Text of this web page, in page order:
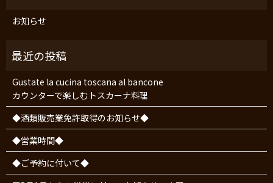
お知らせ
Gustate la cucina toscana al bancone
カウンターで楽しむトスカーナ料理
◆酒類販売業免許取得のお知らせ◆
◆営業時間◆
◆ご予約に付いて◆